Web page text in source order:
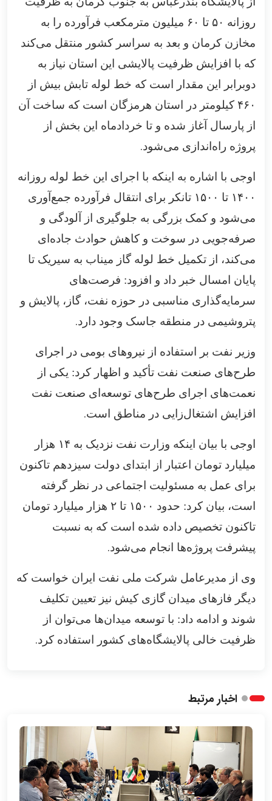
روزانه ۵۰ تا ۶۰ میلیون مترمکعب فرآورده را به
مخازن کرمان و بعد به سراسر کشور منتقل می‌کند
که با افزایش ظرفیت پالایشی این استان نیاز به
دوبرابر این مقدار است که خط لوله تابش بیش از
۴۶۰ کیلومتر در استان هرمزگان است که ساخت آن
از پارسال آغاز شده و تا خردادماه این بخش از
پروژه راه‌اندازی می‌شود.
اوجی با اشاره به اینکه با اجرای این خط لوله روزانه
۱۴۰۰ تا ۱۵۰۰ تانکر برای انتقال فرآورده جمع‌آوری
می‌شود و کمک بزرگی به جلوگیری از آلودگی و
صرفه‌جویی در سوخت و کاهش حوادث جاده‌ای
می‌کند، از تکمیل خط لوله گاز میناب به سیریک تا
پایان امسال خبر داد و افزود: فرصت‌های
سرمایه‌گذاری مناسبی در حوزه‌ نفت، گاز، پالایش و
پتروشیمی در منطقه جاسک وجود دارد.
وزیر نفت بر استفاده از نیروهای بومی در اجرای
طرح‌های صنعت نفت تأکید و اظهار کرد: یکی از
نعمت‌های اجرای طرح‌های توسعه‌ای صنعت نفت
افزایش اشتغال‌زایی در مناطق است.
اوجی با بیان اینکه وزارت نفت نزدیک به ۱۴ هزار
میلیارد تومان اعتبار از ابتدای دولت سیزدهم تاکنون
برای عمل به مسئولیت اجتماعی در نظر گرفته
است، بیان کرد: حدود ۱۵۰۰ تا ۲ هزار میلیارد تومان
تاکنون تخصیص داده شده است که به نسبت
پیشرفت پروژه‌ها انجام می‌شود.
وی از مدیرعامل شرکت ملی نفت ایران خواست که
دیگر فازهای میدان گازی کیش نیز تعیین تکلیف
شوند و ادامه داد: با توسعه میدان‌ها می‌توان از
ظرفیت خالی پالایشگاه‌های کشور استفاده کرد.
اخبار مرتبط